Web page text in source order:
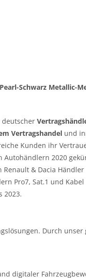
Schwarz Metallic-
deutscher
Vertragshandel und
Kunden ihr
Autohändlern 2020
& Dacia
Pro7, Sat.1 und Kabel
2023.
Durch
digitaler